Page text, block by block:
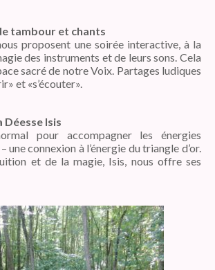
tambour et chants
proposent une soirée interactive, à la
des instruments et de leurs sons. Cela
sacré de notre Voix. Partages ludiques
et «s’écouter».
Isis
pour accompagner les énergies
une connexion à l’énergie du triangle d’or.
et de la magie, Isis, nous offre ses